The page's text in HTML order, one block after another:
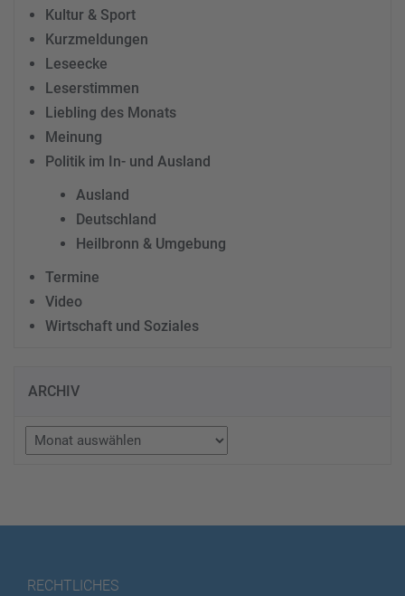
Kultur & Sport
Kurzmeldungen
Leseecke
Leserstimmen
Liebling des Monats
Meinung
Politik im In- und Ausland
Ausland
Deutschland
Heilbronn & Umgebung
Termine
Video
Wirtschaft und Soziales
ARCHIV
Archiv
RECHTLICHES